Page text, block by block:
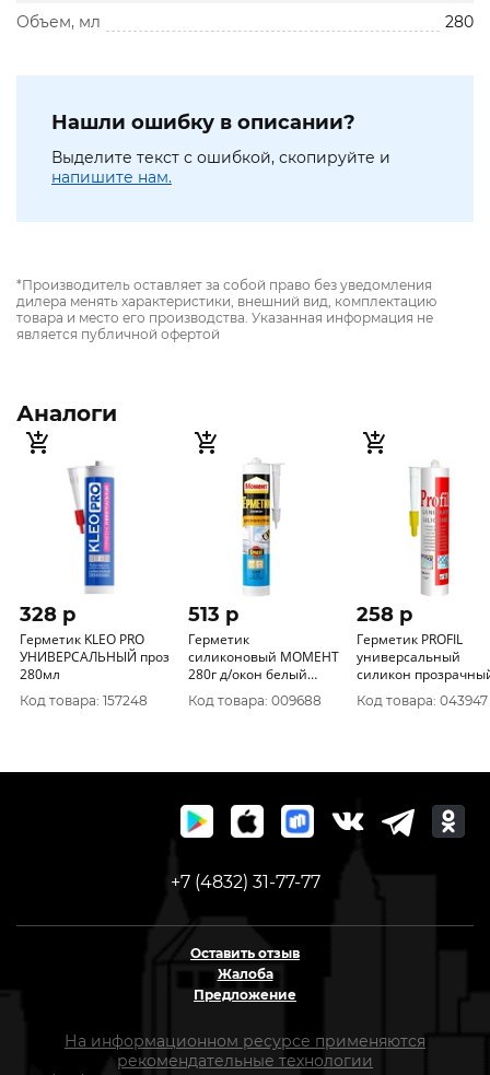
Объем, мл
280
Нашли ошибку в описании?
Выделите текст с ошибкой, скопируйте и
напишите нам.
*Производитель оставляет за собой право без уведомления
дилера менять характеристики, внешний вид, комплектацию
товара и место его производства. Указанная информация не
является публичной офертой
Аналоги
328 p
Герметик KLEO PRO
УНИВЕРСАЛЬНЫЙ проз
280мл
Код товара: 157248
513 p
Герметик
силиконовый МОМЕНТ
280г д/окон белый
4335
Код товара: 009688
258 p
Герметик PROFIL
универсальный
силикон
15*270/280мл
Код товара: 043947
+7 (4832) 31-77-77
Оставить отзыв
Жалоба
Предложение
На информационном ресурсе применяются
рекомендательные технологии